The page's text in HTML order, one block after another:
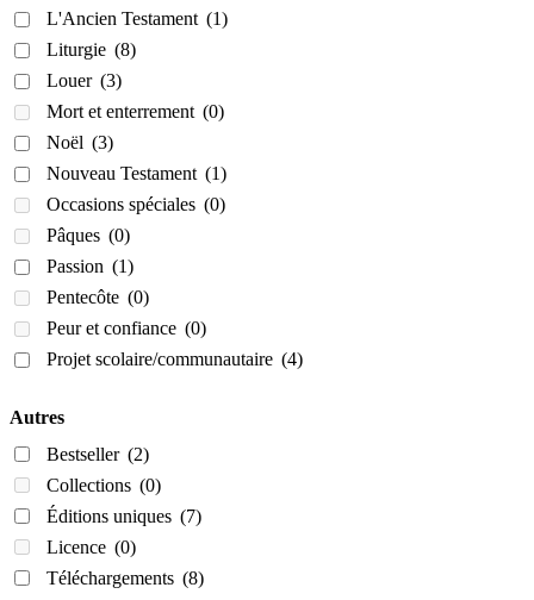
L'Ancien Testament (1)
Liturgie (8)
Louer (3)
Mort et enterrement (0)
Noël (3)
Nouveau Testament (1)
Occasions spéciales (0)
Pâques (0)
Passion (1)
Pentecôte (0)
Peur et confiance (0)
Projet scolaire/communautaire (4)
Autres
Bestseller (2)
Collections (0)
Éditions uniques (7)
Licence (0)
Téléchargements (8)